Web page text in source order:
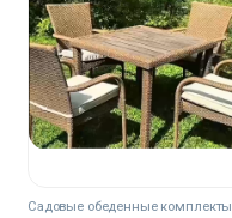
Садовые обеденные комплекты